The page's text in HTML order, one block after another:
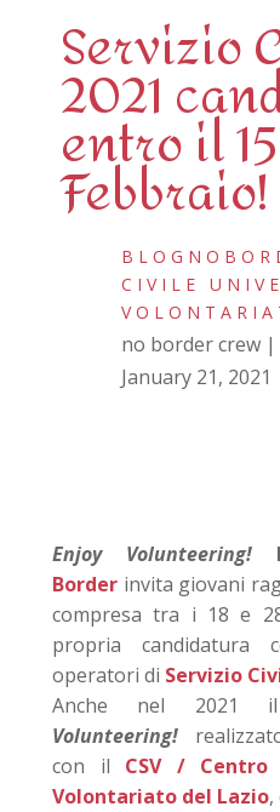
Servizio
2021
entro il 15
Febbraio!
CIVILE
no border crew
January 21, 2021
Enjoy Volunteering!
Border invita giovani
compresa tra i 18 e
propria candidatura
operatori di Servizio
Anche nel 2021
Volunteering!
con il CSV /
Volontariato del Lazio